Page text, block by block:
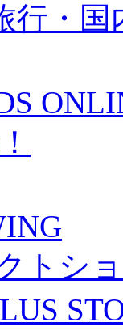
行・
トシ